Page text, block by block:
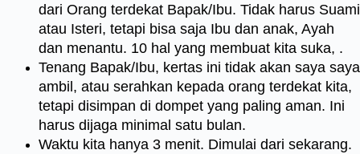
dari Orang terdekat Bapak/Ibu. Tidak harus Suami
atau Isteri, tetapi bisa saja Ibu dan anak, Ayah
dan menantu. 10 hal yang membuat kita suka, .
Tenang Bapak/Ibu, kertas ini tidak akan saya saya
ambil, atau serahkan kepada orang terdekat kita,
tetapi disimpan di dompet yang paling aman. Ini
harus dijaga minimal satu bulan.
Waktu kita hanya 3 menit. Dimulai dari sekarang.